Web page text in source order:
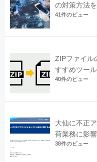
の対策方法
41件のビュー
ZIPファイル
すすめツー
40件のビュー
大仙に不正
荷業務に影響
38件のビュー